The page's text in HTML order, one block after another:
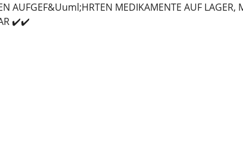
AUFGEF&Uuml;HRTEN MEDIKAMENTE AUF LAGER,
✔️✔️